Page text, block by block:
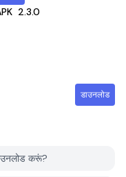
2.3.0
डाउनलोड
करूं?